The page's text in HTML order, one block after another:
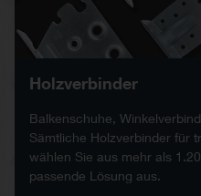
Holzverbinder
Balkenschuhe,
Sämtliche Holzverbinder für
wählen Sie aus mehr als
passende Lösung aus.